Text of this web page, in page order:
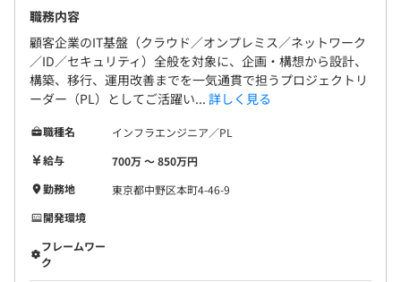
ル、グローバルチーム（多国籍メンバー）
無理をするのではなく、自然に。尖るのではなくありのま
ま。それぞれのキャリアビジョンの実現を！
そんな人材、組織を輩出する当社AVANTの取り組みをご
紹介します！
職務内容
顧客企業のIT基盤（クラウド／オンプレミス／ネットワーク
／ID／セキュリティ）全般を対象に、企画・構想から設計、
構築、移行、運用改善までを一気通貫で担うプロジェクトリ
ーダー（PL）としてご活躍い... 詳しく見る
職種名
インフラエンジニア／PL
給与
700万 〜 850万円
勤務地
東京都中野区本町4-46-9
開発環境
フレームワー
ク